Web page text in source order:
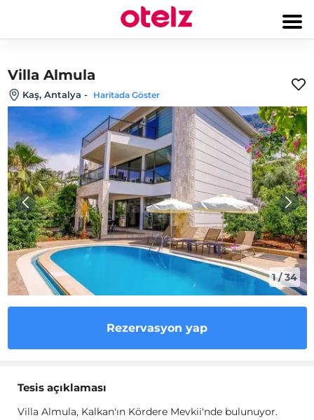
Villa Almula
Kaş, Antalya - Haritada Göster
1/34
Rezervasyon yap
Tesis açıklaması
Villa Almula, Kalkan'ın Kördere Mevkii'nde bulunuyor.